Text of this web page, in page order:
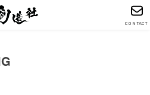
CONTACT